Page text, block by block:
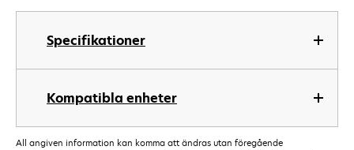
Specifikationer
Kompatibla enheter
All angiven information kan komma att ändras utan föregående